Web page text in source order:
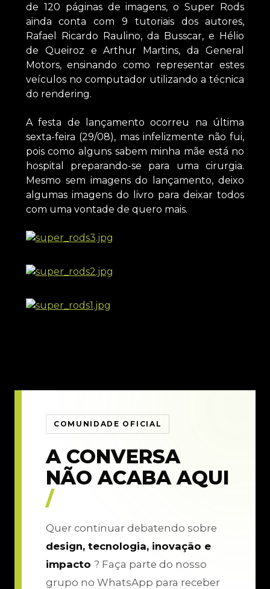
de 120 páginas de imagens, o Super Rods
ainda conta com 9 tutoriais dos autores,
Rafael Ricardo Raulino, da Busscar, e Hélio
de Queiroz e Arthur Martins, da General
Motors, ensinando como representar estes
veículos no computador utilizando a técnica
do rendering.
A festa de lançamento ocorreu na última
sexta-feira (29/08), mas infelizmente não fui,
pois como alguns sabem minha mãe está no
hospital preparando-se para uma cirurgia.
Mesmo sem imagens do lançamento, deixo
algumas imagens do livro para deixar todos
com uma vontade de quero mais.
COMUNIDADE OFICIAL
A CONVERSA
NÃO ACABA AQUI
/
Quer continuar debatendo sobre
design, tecnologia, inovação e
impacto ? Faça parte do nosso
grupo no WhatsApp para receber